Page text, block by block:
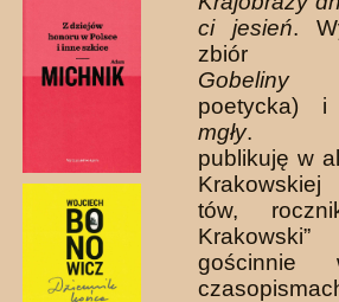
ci jesień.
zbiór
Gobeliny
mgły.
publikuję w
tów,
gościnnie